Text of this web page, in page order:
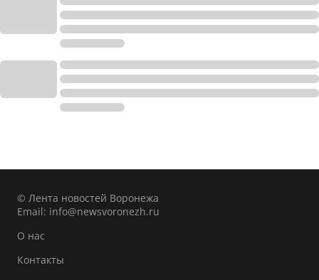
© Лента новостей Воронежа
Email: info@newsvoronezh.ru
О нас
Контакты